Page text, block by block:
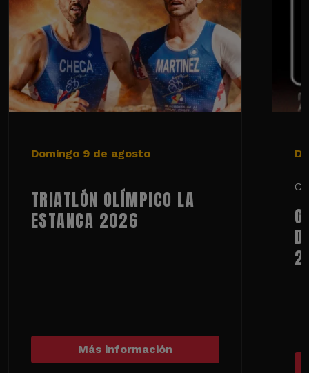
Domingo 9 de agosto
TRIATLÓN OLÍMPICO LA
ESTANCA 2026
Más información